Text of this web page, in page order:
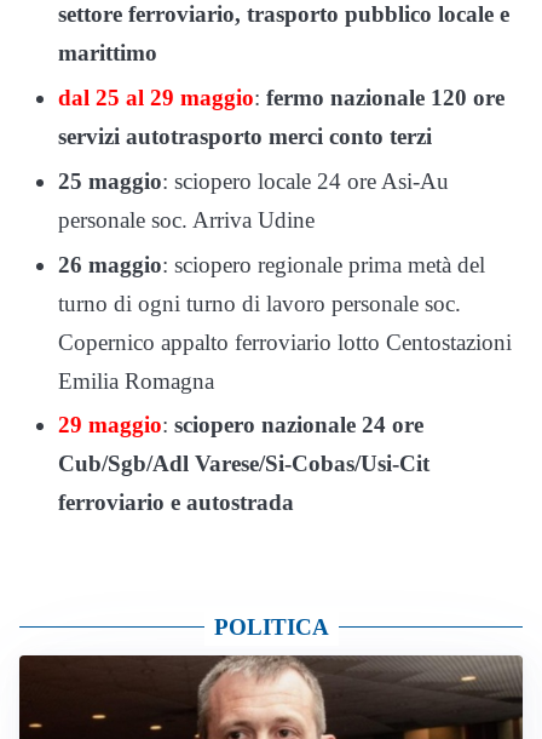
settore ferroviario, trasporto pubblico locale e
marittimo
dal 25 al 29 maggio: fermo nazionale 120 ore
servizi autotrasporto merci conto terzi
25 maggio: sciopero locale 24 ore Asi-Au
personale soc. Arriva Udine
26 maggio: sciopero regionale prima metà del
turno di ogni turno di lavoro personale soc.
Copernico appalto ferroviario lotto Centostazioni
Emilia Romagna
29 maggio: sciopero nazionale 24 ore
Cub/Sgb/Adl Varese/Si-Cobas/Usi-Cit
ferroviario e autostrada
POLITICA